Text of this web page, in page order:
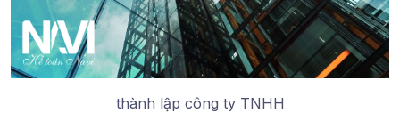
thành lập công ty TNHH